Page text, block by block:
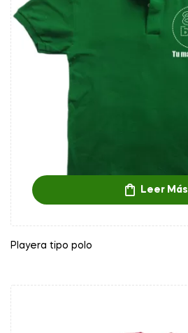
Leer Más
Playera tipo polo